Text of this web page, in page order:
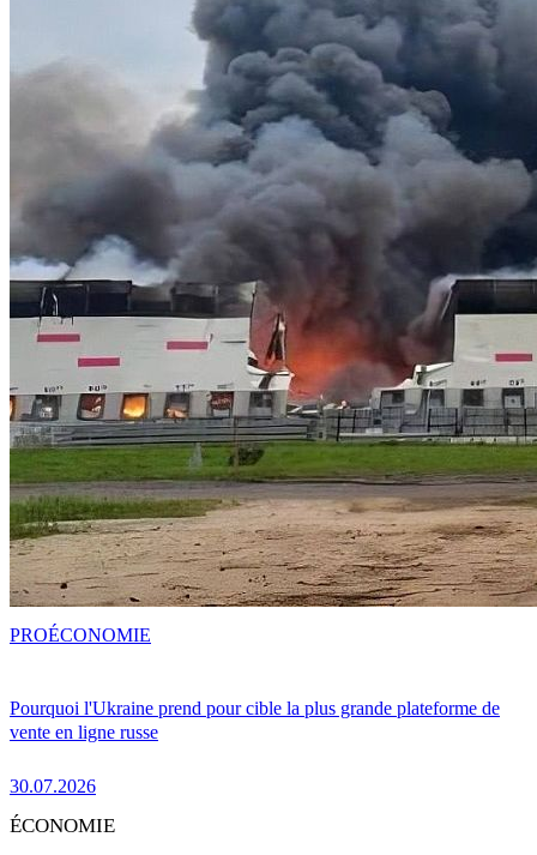
Pourquoi l'Ukraine prend pour cible la plus grande plateforme de
vente en ligne russe
30.07.2026
PROÉCONOMIE
ÉCONOMIE